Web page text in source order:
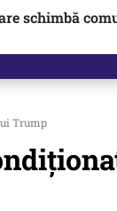
schimbă
Trump